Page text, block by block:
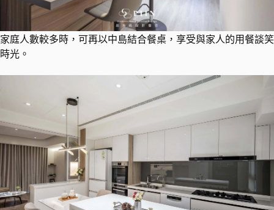
家庭人數較多時，可再以中島結合餐桌，享受與家人的用餐談笑
時光。